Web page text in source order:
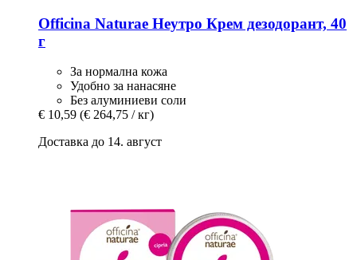
Officina Naturae Неутро Крем дезодорант, 40
г
За нормална кожа
Удобно за нанасяне
Без алуминиеви соли
€ 10,59 (€ 264,75 / кг)
Доставка до 14. август